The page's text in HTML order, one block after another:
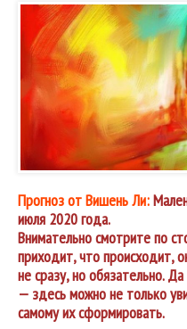
Прогноз от Вишень Ли:
июля 2020 года.
Внимательно смотрите по
приходит, что происходит,
не сразу, но обязательно.
— здесь можно не только
самому их сформировать.